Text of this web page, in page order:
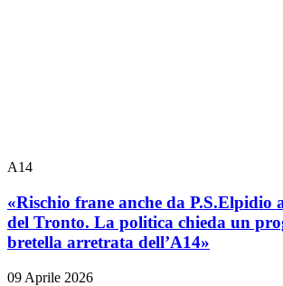
A14
«Rischio frane anche da P.S.Elpidio
del Tronto. La politica chieda un
bretella arretrata dell’A14»
09 Aprile 2026